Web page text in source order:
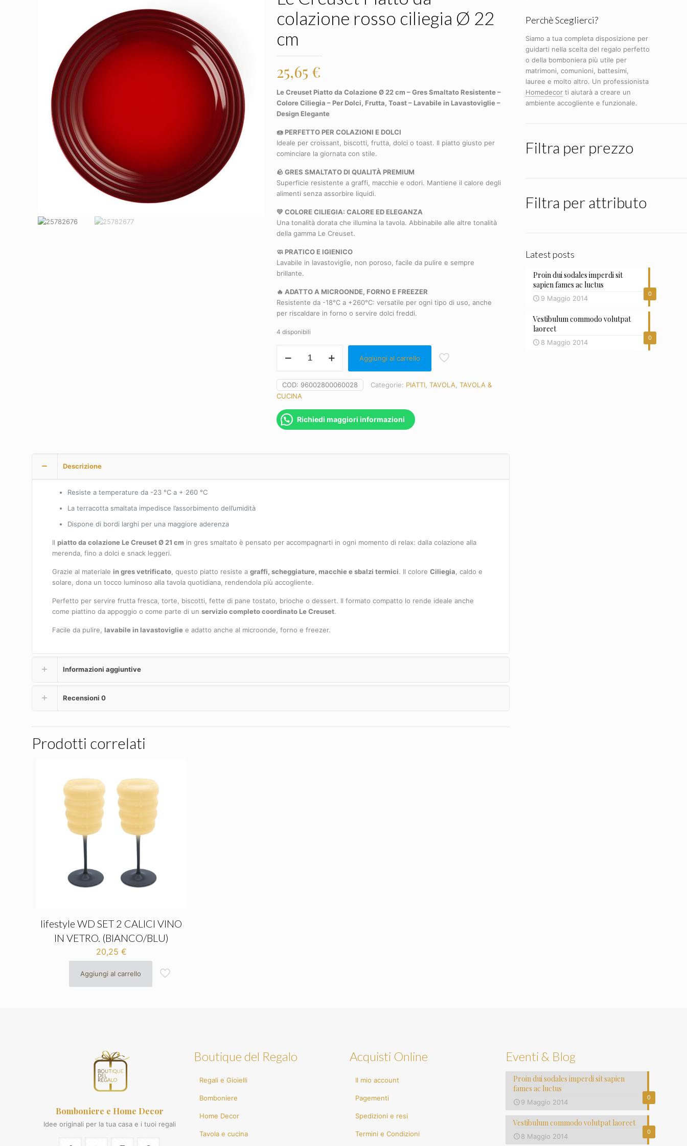
colazione rosso ciliegia Ø 22
cm
25,65 €
Le Creuset Piatto da Colazione Ø 22 cm – Gres Smaltato Resistente –
Colore Ciliegia – Per Dolci, Frutta, Toast – Lavabile in Lavastoviglie –
Design Elegante
🍩 PERFETTO PER COLAZIONI E DOLCI
Ideale per croissant, biscotti, frutta, dolci o toast. Il piatto giusto per
cominciare la giornata con stile.
🪨 GRES SMALTATO DI QUALITÀ PREMIUM
Superficie resistente a graffi, macchie e odori. Mantiene il calore degli
alimenti senza assorbire liquidi.
💛 COLORE CILIEGIA: CALORE ED ELEGANZA
Una tonalità dorata che illumina la tavola. Abbinabile alle altre tonalità
della gamma Le Creuset.
🧼 PRATICO E IGIENICO
Lavabile in lavastoviglie, non poroso, facile da pulire e sempre
brillante.
🔥 ADATTO A MICROONDE, FORNO E FREEZER
Resistente da -18°C a +260°C: versatile per ogni tipo di uso, anche
per riscaldare in forno o servire dolci freddi.
4 disponibili
Creuset
da
colazione
ciliegia
Ø
Aggiungi al carrello
COD: 96002800060028 Categorie: PIATTI ,TAVOLA ,TAVOLA &
CUCINA
Richiedi maggiori informazioni
Descrizione
Resiste a temperature da -23 °C a + 260 °C
La terracotta smaltata impedisce l’assorbimento dell’umidità
Dispone di bordi larghi per una maggiore aderenza
Il piatto da colazione Le Creuset Ø 21 cm in gres smaltato è pensato per accompagnarti in ogni momento di relax: dalla colazione alla
merenda, fino a dolci e snack leggeri.
Grazie al materiale in gres vetrificato, questo piatto resiste a graffi, scheggiature, macchie e sbalzi termici. Il colore Ciliegia , caldo e
solare, dona un tocco luminoso alla tavola quotidiana, rendendola più accogliente.
Perfetto per servire frutta fresca, torte, biscotti, fette di pane tostato, brioche o dessert. Il formato compatto lo rende ideale anche
come piattino da appoggio o come parte di un servizio completo coordinato Le Creuset.
Facile da pulire, lavabile in lavastovigliee adatto anche al microonde, forno e freezer.
Informazioni aggiuntive
Recensioni 0
Prodotti correlati
lifestyle WD SET 2 CALICI VINO
IN VETRO. (BIANCO/BLU)
20,25 €
Aggiungi al carrello
Perchè Sceglierci?
Siamo a tua completa disposizione per
guidarti nella scelta del regalo perfetto
o della bomboniera più utile per
matrimoni, comunioni, battesimi,
lauree e molto altro. Un professionista
Homedecorti aiutarà a creare un
ambiente accogliente e funzionale.
Filtra per prezzo
Filtra per attributo
Latest posts
0
Proin dui sodales imperdi sit
sapien fames ac luctus
9 Maggio 2014
0
Vestibulum commodo volutpat
laoreet
8 Maggio 2014
Bomboniere e Home Decor
Idee originali per la tua casa e i tuoi regali
Boutique del Regalo
Regali e Gioielli
Bomboniere
Home Decor
Tavola e cucina
Acquisti Online
Il mio account
Pagementi
Spedizioni e resi
Termini e Condizioni
Eventi & Blog
0
Proin dui sodales imperdi sit sapien
fames ac luctus
9 Maggio 2014
0
Vestibulum commodo volutpat laoreet
8 Maggio 2014